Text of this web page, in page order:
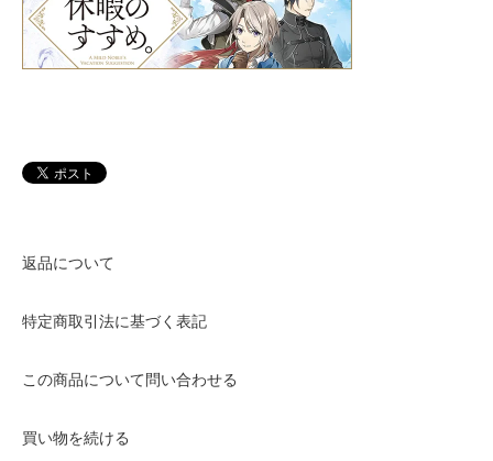
返品について
特定商取引法に基づく表記
この商品について問い合わせる
買い物を続ける